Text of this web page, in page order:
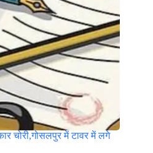
चोरी,गोसलपुर में टावर में लगे